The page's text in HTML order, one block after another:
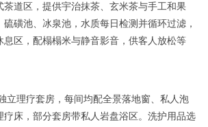
道区，提供宇治抹茶、玄米茶与手工和果
磺池、冰泉池，水质每日检测并循环过滤，
息区，配榻榻米与静音影音，供客人放松等
理疗套房，每间均配全景落地窗、私人泡
疗床，部分套房带私人岩盘浴区。洗护用品选